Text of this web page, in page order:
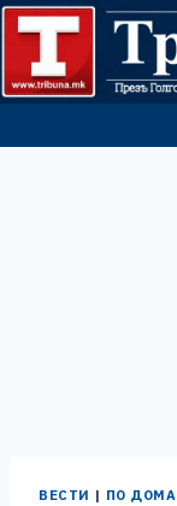
Skip
content
ВЕСТИ | ПО ДОМА